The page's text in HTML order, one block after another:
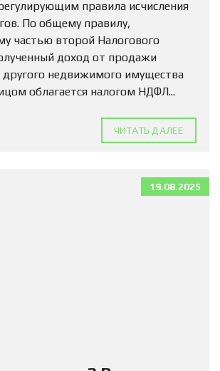
правила исчисления
По общему правилу,
частью второй Налогового
доход от продажи
недвижимого имущества
облагается налогом НДФЛ...
ЧИТАТЬ ДАЛЕЕ
19.08.2025